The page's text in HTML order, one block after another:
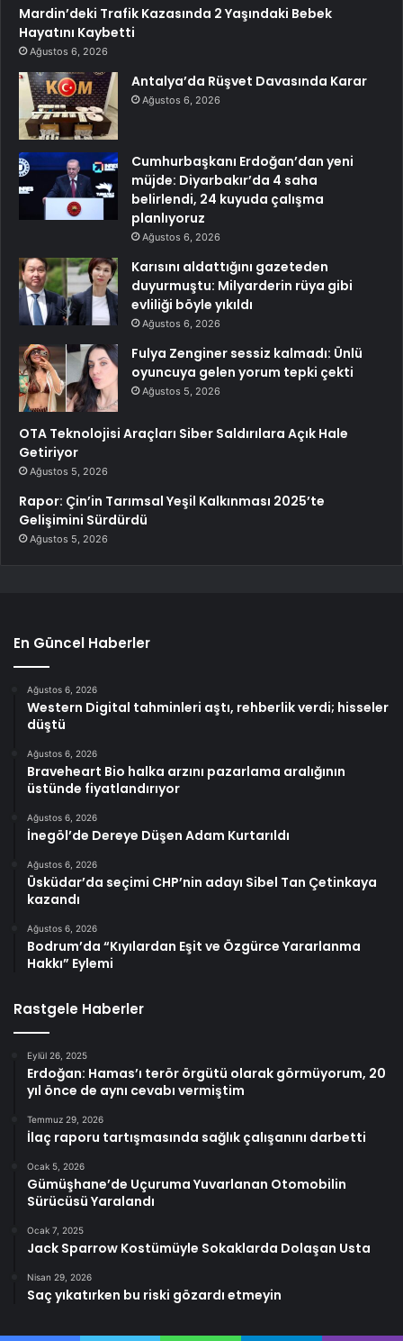
Mardin’deki Trafik Kazasında 2 Yaşındaki Bebek
Hayatını Kaybetti
Ağustos 6, 2026
Antalya’da Rüşvet Davasında Karar
Ağustos 6, 2026
Cumhurbaşkanı Erdoğan’dan yeni
müjde: Diyarbakır’da 4 saha
belirlendi, 24 kuyuda çalışma
planlıyoruz
Ağustos 6, 2026
Karısını aldattığını gazeteden
duyurmuştu: Milyarderin rüya gibi
evliliği böyle yıkıldı
Ağustos 6, 2026
Fulya Zenginer sessiz kalmadı: Ünlü
oyuncuya gelen yorum tepki çekti
Ağustos 5, 2026
OTA Teknolojisi Araçları Siber Saldırılara Açık Hale
Getiriyor
Ağustos 5, 2026
Rapor: Çin’in Tarımsal Yeşil Kalkınması 2025’te
Gelişimini Sürdürdü
Ağustos 5, 2026
En Güncel Haberler
Ağustos 6, 2026
Western Digital tahminleri aştı, rehberlik verdi; hisseler
düştü
Ağustos 6, 2026
Braveheart Bio halka arzını pazarlama aralığının
üstünde fiyatlandırıyor
Ağustos 6, 2026
İnegöl’de Dereye Düşen Adam Kurtarıldı
Ağustos 6, 2026
Üsküdar’da seçimi CHP’nin adayı Sibel Tan Çetinkaya
kazandı
Ağustos 6, 2026
Bodrum’da “Kıyılardan Eşit ve Özgürce Yararlanma
Hakkı” Eylemi
Rastgele Haberler
Eylül 26, 2025
Erdoğan: Hamas’ı terör örgütü olarak görmüyorum, 20
yıl önce de aynı cevabı vermiştim
Temmuz 29, 2026
İlaç raporu tartışmasında sağlık çalışanını darbetti
Ocak 5, 2026
Gümüşhane’de Uçuruma Yuvarlanan Otomobilin
Sürücüsü Yaralandı
Ocak 7, 2025
Jack Sparrow Kostümüyle Sokaklarda Dolaşan Usta
Nisan 29, 2026
Saç yıkatırken bu riski gözardı etmeyin